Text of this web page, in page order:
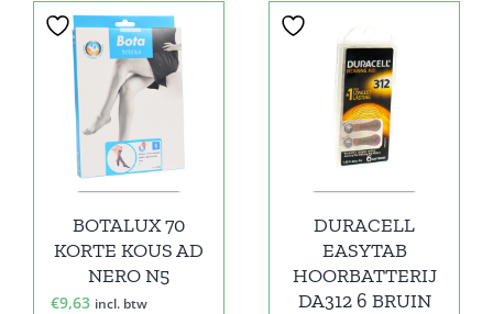
BOTALUX 70
KORTE KOUS AD
NERO N5
€9,63 incl. btw
DURACELL
EASYTAB
HOORBATTERIJ
DA312 6 BRUIN